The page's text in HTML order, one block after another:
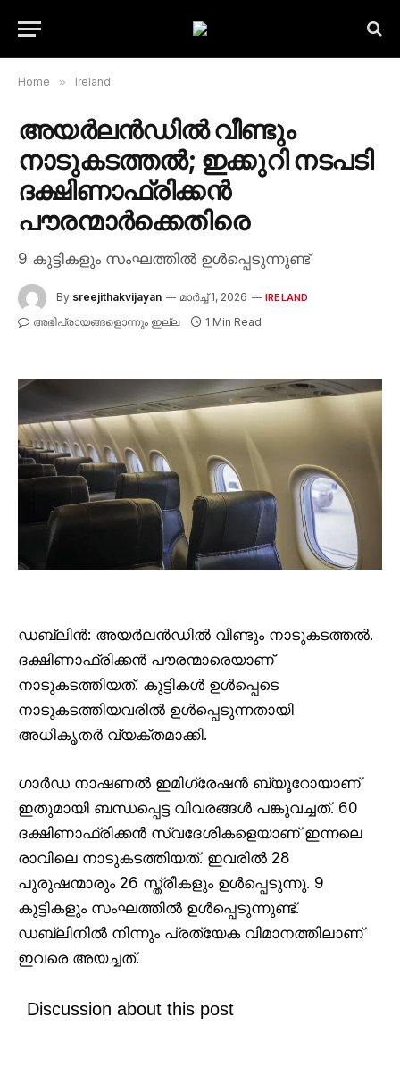
Home » Ireland
അയർലൻഡിൽ വീണ്ടും
നാടുകടത്തൽ; ഇക്കുറി നടപടി
ദക്ഷിണാഫ്രിക്കൻ
പൗരന്മാർക്കെതിരെ
9 കുട്ടികളും സംഘത്തിൽ ഉൾപ്പെടുന്നുണ്ട്
By sreejithakvijayan മാർച്ച്‌ 1, 2026 IRELAND
അഭിപ്രായങ്ങളൊന്നും ഇല്ല 1 Min Read
ഡബ്ലിൻ: അയർലൻഡിൽ വീണ്ടും നാടുകടത്തൽ.
ദക്ഷിണാഫ്രിക്കൻ പൗരന്മാരെയാണ്
നാടുകടത്തിയത്. കുട്ടികൾ ഉൾപ്പെടെ
നാടുകടത്തിയവരിൽ ഉൾപ്പെടുന്നതായി
അധികൃതർ വ്യക്തമാക്കി.
ഗാർഡ നാഷണൽ ഇമിഗ്രേഷൻ ബ്യൂറോയാണ്
ഇതുമായി ബന്ധപ്പെട്ട വിവരങ്ങൾ പങ്കുവച്ചത്. 60
ദക്ഷിണാഫ്രിക്കൻ സ്വദേശികളെയാണ് ഇന്നലെ
രാവിലെ നാടുകടത്തിയത്. ഇവരിൽ 28
പുരുഷന്മാരും 26 സ്ത്രീകളും ഉൾപ്പെടുന്നു. 9
കുട്ടികളും സംഘത്തിൽ ഉൾപ്പെടുന്നുണ്ട്.
ഡബ്ലിനിൽ നിന്നും പ്രത്യേക വിമാനത്തിലാണ്
ഇവരെ അയച്ചത്.
Discussion about this post